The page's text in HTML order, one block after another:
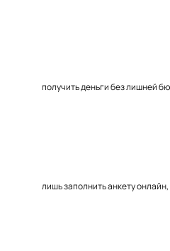
получить деньги без лишней
лишь заполнить анкету